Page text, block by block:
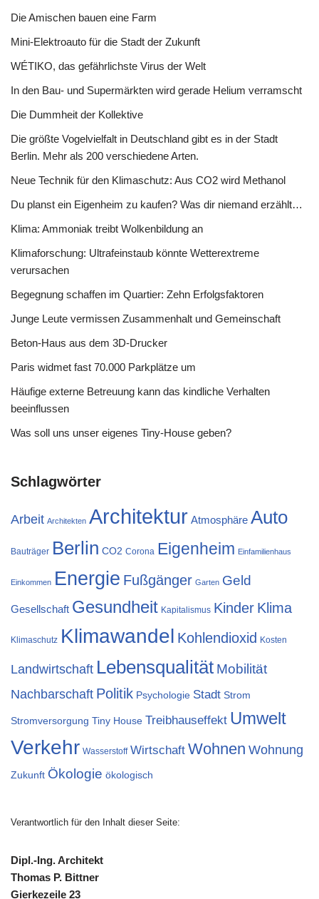
Die Amischen bauen eine Farm
Mini-Elektroauto für die Stadt der Zukunft
WÉTIKO, das gefährlichste Virus der Welt
In den Bau- und Supermärkten wird gerade Helium verramscht
Die Dummheit der Kollektive
Die größte Vogelvielfalt in Deutschland gibt es in der Stadt
Berlin. Mehr als 200 verschiedene Arten.
Neue Technik für den Klimaschutz: Aus CO2 wird Methanol
Du planst ein Eigenheim zu kaufen? Was dir niemand erzählt…
Klima: Ammoniak treibt Wolkenbildung an
Klimaforschung: Ultrafeinstaub könnte Wetterextreme
verursachen
Begegnung schaffen im Quartier: Zehn Erfolgsfaktoren
Junge Leute vermissen Zusammenhalt und Gemeinschaft
Beton-Haus aus dem 3D-Drucker
Paris widmet fast 70.000 Parkplätze um
Häufige externe Betreuung kann das kindliche Verhalten
beeinflussen
Was soll uns unser eigenes Tiny-House geben?
Schlagwörter
Arbeit Architekten Architektur Atmosphäre Auto
Bauträger Berlin CO2 Corona Eigenheim Einfamilienhaus
Einkommen Energie Fußgänger Garten Geld
Gesellschaft Gesundheit Kapitalismus Kinder Klima
Klimaschutz Klimawandel Kohlendioxid Kosten
Landwirtschaft Lebensqualität Mobilität
Nachbarschaft Politik Psychologie Stadt Strom
Stromversorgung Tiny House Treibhauseffekt Umwelt
Verkehr Wasserstoff Wirtschaft Wohnen Wohnung
Zukunft Ökologie ökologisch
Verantwortlich für den Inhalt dieser Seite:
Dipl.-Ing. Architekt
Thomas P. Bittner
Gierkezeile 23